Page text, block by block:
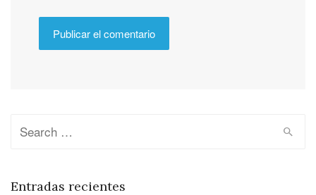
Entradas recientes